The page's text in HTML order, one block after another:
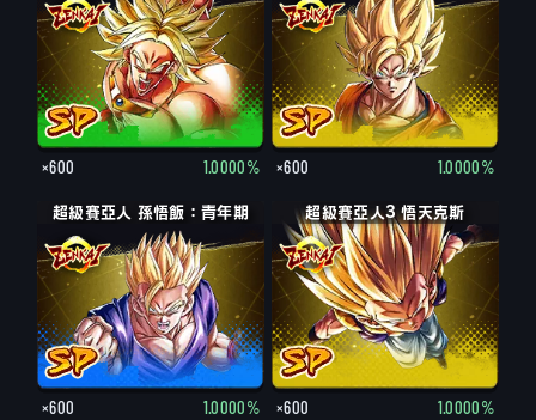
×600 1.0000% ×600 1.0000%
超級賽亞人 孫悟飯：青年期
×600 1.0000%
超級賽亞人3 悟天克斯
×600 1.0000%